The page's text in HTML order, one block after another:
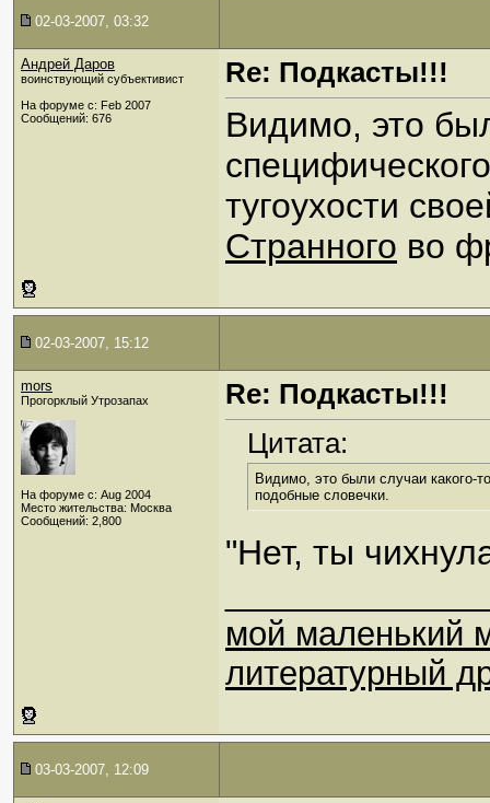
02-03-2007, 03:32
Андрей Даров
воинствующий субъективист
На форуме с: Feb 2007
Сообщений: 676
Re: Подкасты!!!
Видимо, это
тугоухости
Странного во
02-03-2007, 15:12
mors
Прогорклый Утрозапах
На форуме с: Aug 2004
Место жительства: Москва
Сообщений: 2,800
Re: Подкасты!!!
Цитата:
Видимо, это были случаи какого-
подобные словечки.
"Нет, ты
мой маленький
литературный
03-03-2007, 12:09